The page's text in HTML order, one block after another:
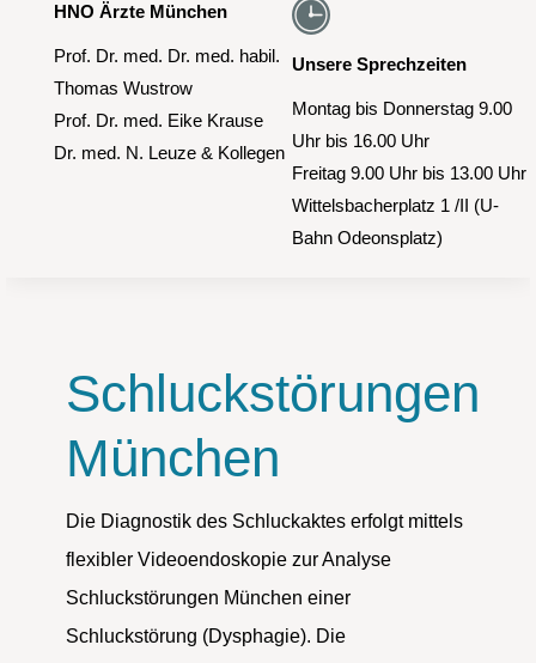
HNO Ärzte München
Prof. Dr. med. Dr. med. habil.
Thomas Wustrow
Prof. Dr. med. Eike Krause
Dr. med. N. Leuze & Kollegen
Unsere Sprechzeiten
Montag bis Donnerstag 9.00
Uhr bis 16.00 Uhr
Freitag 9.00 Uhr bis 13.00 Uhr
Wittelsbacherplatz 1 /II (U-
Bahn Odeonsplatz)
Schluckstörungen
München
Die Diagnostik des Schluckaktes erfolgt mittels
flexibler Videoendoskopie zur Analyse
Schluckstörungen München einer
Schluckstörung (Dysphagie). Die